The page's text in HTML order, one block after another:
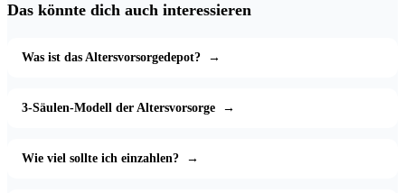
Das könnte dich auch interessieren
Was ist das Altersvorsorgedepot? →
3-Säulen-Modell der Altersvorsorge →
Wie viel sollte ich einzahlen? →